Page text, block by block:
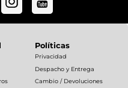
NOTICIAS